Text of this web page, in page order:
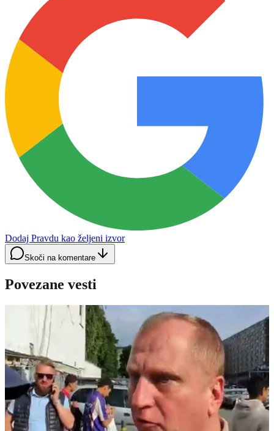
Dodaj Pravdu kao željeni izvor
Skoči na komentare
Povezane vesti